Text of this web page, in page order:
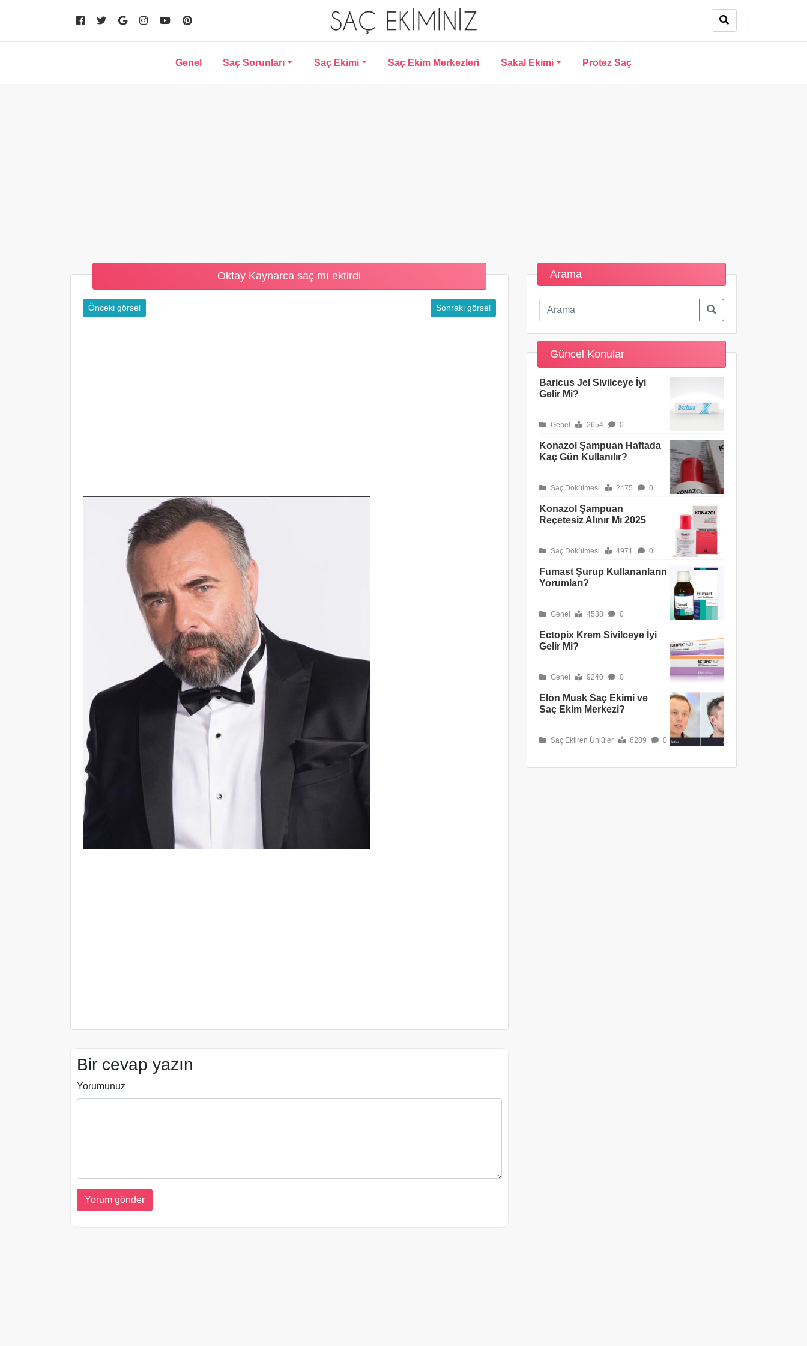
Genel Saç Sorunları Saç Ekimi Saç Ekim Merkezleri Sakal Ekimi Protez Saç
Oktay Kaynarca saç mı ektirdi
Önceki görsel Sonraki görsel
Bir cevap yazın
Yorumunuz
Arama
Güncel Konular
Baricus Jel Sivilceye İyi
Gelir Mi?
Genel 2654 0
Konazol Şampuan Haftada
Kaç Gün Kullanılır?
Saç Dökülmesi 2475 0
Konazol Şampuan
Reçetesiz Alınır Mı 2025
Saç Dökülmesi 4971 0
Fumast Şurup Kullananların
Yorumları?
Genel 4538 0
Ectopix Krem Sivilceye İyi
Gelir Mi?
Genel 9240 0
Elon Musk Saç Ekimi ve
Saç Ekim Merkezi?
Saç Ektiren Ünlüler 6289 0